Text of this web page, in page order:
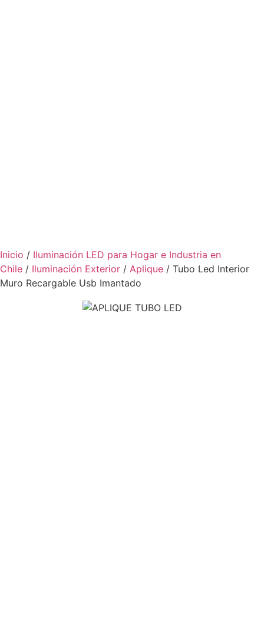
Inicio / Iluminación LED para Hogar e Industria en
Chile / Iluminación Exterior / Aplique / Tubo Led Interior
Muro Recargable Usb Imantado